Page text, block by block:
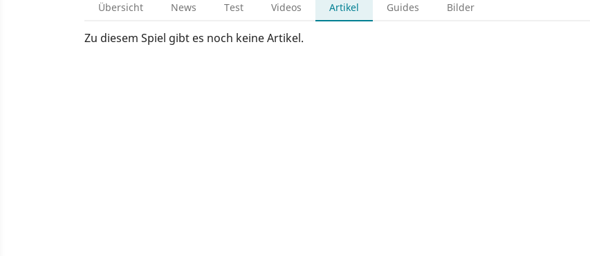
Übersicht News Test Videos Artikel Guides Bilder
Zu diesem Spiel gibt es noch keine Artikel.